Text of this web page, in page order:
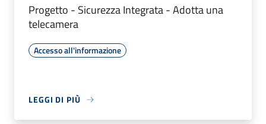
Progetto - Sicurezza Integrata - Adotta una
telecamera
Accesso all'informazione
LEGGI DI PIÙ